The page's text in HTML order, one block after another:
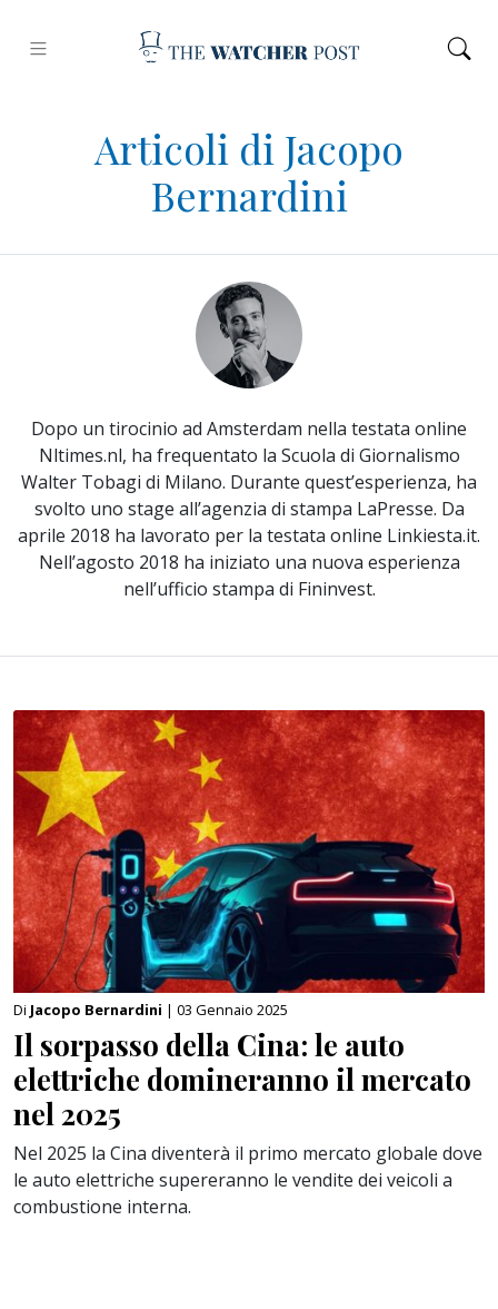
Articoli di Jacopo
Bernardini
Dopo un tirocinio ad Amsterdam nella testata online
Nltimes.nl, ha frequentato la Scuola di Giornalismo
Walter Tobagi di Milano. Durante quest’esperienza, ha
svolto uno stage all’agenzia di stampa LaPresse. Da
aprile 2018 ha lavorato per la testata online Linkiesta.it.
Nell’agosto 2018 ha iniziato una nuova esperienza
nell’ufficio stampa di Fininvest.
Di Jacopo Bernardini | 03 Gennaio 2025
Il sorpasso della Cina: le auto
elettriche domineranno il mercato
nel 2025
Nel 2025 la Cina diventerà il primo mercato globale dove
le auto elettriche supereranno le vendite dei veicoli a
combustione interna.